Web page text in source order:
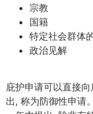
宗教
国籍
特定社会群体
政治见解
庇护申请可以直接
出, 称为防御性申请